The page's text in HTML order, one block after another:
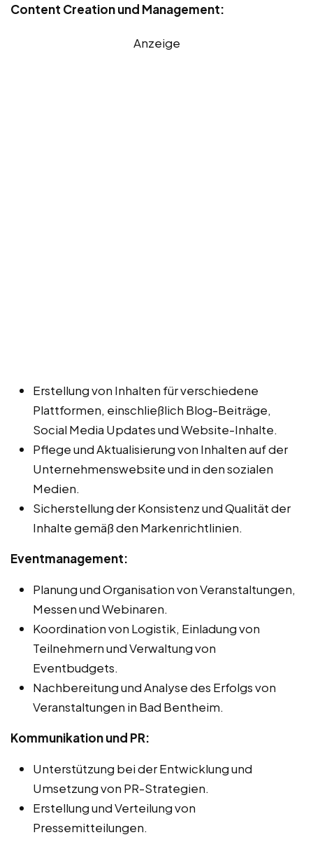
Content Creation und Management:
Anzeige
Erstellung von Inhalten für verschiedene
Plattformen, einschließlich Blog-Beiträge,
Social Media Updates und Website-Inhalte.
Pflege und Aktualisierung von Inhalten auf der
Unternehmenswebsite und in den sozialen
Medien.
Sicherstellung der Konsistenz und Qualität der
Inhalte gemäß den Markenrichtlinien.
Eventmanagement:
Planung und Organisation von Veranstaltungen,
Messen und Webinaren.
Koordination von Logistik, Einladung von
Teilnehmern und Verwaltung von
Eventbudgets.
Nachbereitung und Analyse des Erfolgs von
Veranstaltungen in Bad Bentheim.
Kommunikation und PR:
Unterstützung bei der Entwicklung und
Umsetzung von PR-Strategien.
Erstellung und Verteilung von
Pressemitteilungen.